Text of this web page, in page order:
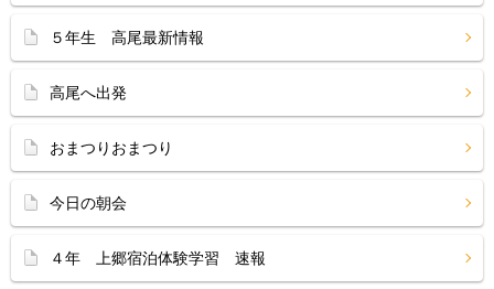
５年生 高尾最新情報
高尾へ出発
おまつりおまつり
今日の朝会
４年 上郷宿泊体験学習 速報